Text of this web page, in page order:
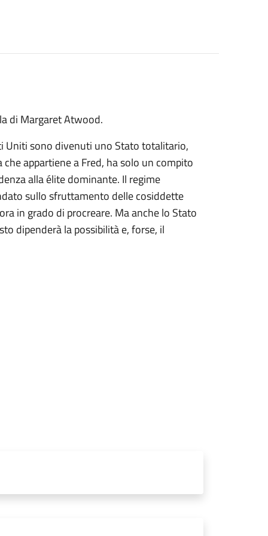
di Margaret Atwood.
Uniti sono divenuti uno Stato totalitario,
appartiene a Fred, ha solo un compito
alla élite dominante. Il regime
sullo sfruttamento delle cosiddette
in grado di procreare. Ma anche lo Stato
dipenderà la possibilità e, forse, il